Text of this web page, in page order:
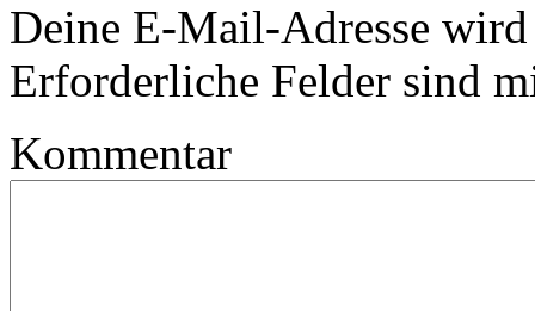
Deine E-Mail-Adresse
Erforderliche Felder sind
Kommentar